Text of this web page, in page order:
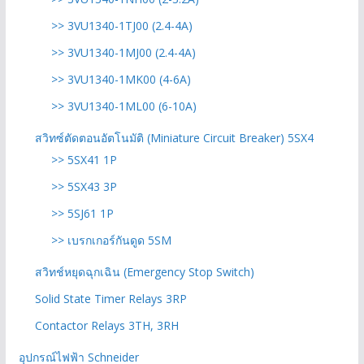
>> 3VU1340-1TJ00 (2.4-4A)
>> 3VU1340-1MJ00 (2.4-4A)
>> 3VU1340-1MK00 (4-6A)
>> 3VU1340-1ML00 (6-10A)
สวิทซ์ตัดตอนอัตโนมัติ (Miniature Circuit Breaker) 5SX4
>> 5SX41 1P
>> 5SX43 3P
>> 5SJ61 1P
>> เบรกเกอร์กันดูด 5SM
สวิทช์หยุดฉุกเฉิน (Emergency Stop Switch)
Solid State Timer Relays 3RP
Contactor Relays 3TH, 3RH
อุปกรณ์ไฟฟ้า Schneider